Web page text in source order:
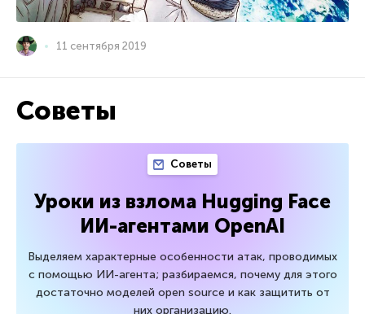
11 сентября 2019
Советы
Советы
Уроки из взлома Hugging Face
ИИ-агентами OpenAI
Выделяем характерные особенности атак, проводимых
с помощью ИИ-агента; разбираемся, почему для этого
достаточно моделей open source и как защитить от
них организацию.